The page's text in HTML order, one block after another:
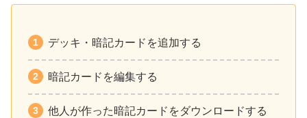
デッキ・暗記カードを追加する
暗記カードを編集する
他人が作った暗記カードをダウンロードする